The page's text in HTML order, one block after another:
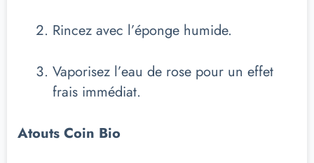
Rincez avec l’éponge humide.
Vaporisez l’eau de rose pour un effet
frais immédiat.
Atouts Coin Bio